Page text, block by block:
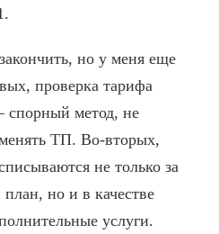
но у меня еще
проверка тарифа
спорный метод, не
ТП. Во-вторых,
не только за
но и в качестве
услуги.